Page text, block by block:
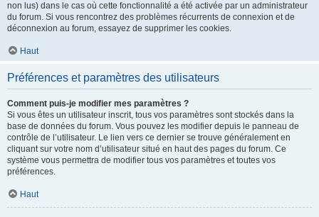
non lus) dans le cas où cette fonctionnalité a été activée par un administrateur
du forum. Si vous rencontrez des problèmes récurrents de connexion et de
déconnexion au forum, essayez de supprimer les cookies.
Haut
Préférences et paramètres des utilisateurs
Comment puis-je modifier mes paramètres ?
Si vous êtes un utilisateur inscrit, tous vos paramètres sont stockés dans la
base de données du forum. Vous pouvez les modifier depuis le panneau de
contrôle de l’utilisateur. Le lien vers ce dernier se trouve généralement en
cliquant sur votre nom d’utilisateur situé en haut des pages du forum. Ce
système vous permettra de modifier tous vos paramètres et toutes vos
préférences.
Haut